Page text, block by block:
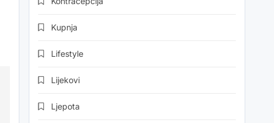
Kupnja
Lifestyle
Lijekovi
Ljepota